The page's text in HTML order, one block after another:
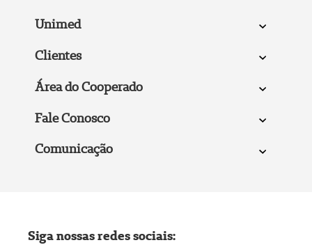
Unimed
Clientes
Área do Cooperado
Fale Conosco
Comunicação
Siga nossas redes sociais: